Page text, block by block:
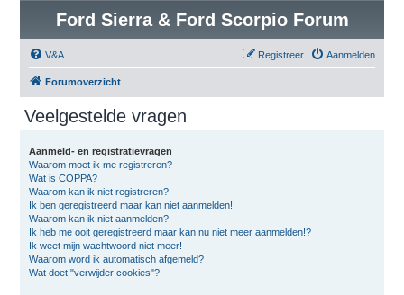
Ford Sierra & Ford Scorpio Forum
V&A Aanmelden
Registreer
Forumoverzicht
Veelgestelde vragen
Aanmeld- en registratievragen
Waarom moet ik me registreren?
Wat is COPPA?
Waarom kan ik niet registreren?
Ik ben geregistreerd maar kan niet aanmelden!
Waarom kan ik niet aanmelden?
Ik heb me ooit geregistreerd maar kan nu niet meer aanmelden!?
Ik weet mijn wachtwoord niet meer!
Waarom word ik automatisch afgemeld?
Wat doet "verwijder cookies"?